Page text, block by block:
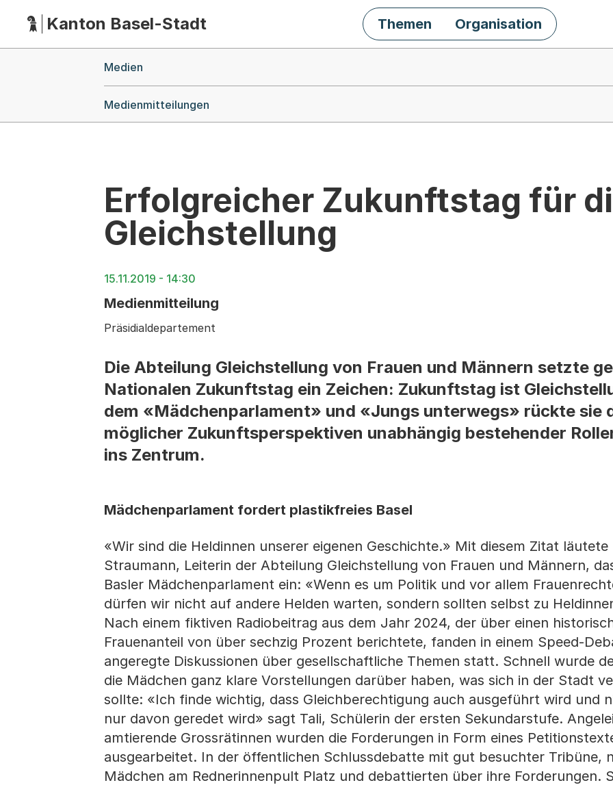
HauptnavigationKanton Basel-Stadt Themen Organisation
Medien
Medienmitteilungen
Erfolgreicher Zukunftstag für
Gleichstellung
15.11.2019 - 14:30
Medienmitteilung
Präsidialdepartement
Die Abteilung Gleichstellung von Frauen und Männern setzte
Nationalen Zukunftstag ein Zeichen: Zukunftstag ist
dem «Mädchenparlament» und «Jungs unterwegs» rückte sie
möglicher Zukunftsperspektiven unabhängig bestehender
ins Zentrum.
Mädchenparlament fordert plastikfreies Basel
«Wir sind die Heldinnen unserer eigenen Geschichte.» Mit diesem Zitat läutete
Straumann, Leiterin der Abteilung Gleichstellung von Frauen und Männern,
Basler Mädchenparlament ein: «Wenn es um Politik und vor allem
dürfen wir nicht auf andere Helden warten, sondern sollten selbst zu
Nach einem fiktiven Radiobeitrag aus dem Jahr 2024, der über einen
Frauenanteil von über sechzig Prozent berichtete, fanden in einem Speed-
angeregte Diskussionen über gesellschaftliche Themen statt. Schnell wurde
die Mädchen ganz klare Vorstellungen darüber haben, was sich in der Stadt
sollte: «Ich finde wichtig, dass Gleichberechtigung auch ausgeführt wird und
nur davon geredet wird» sagt Tali, Schülerin der ersten Sekundarstufe.
amtierende Grossrätinnen wurden die Forderungen in Form eines
ausgearbeitet. In der öffentlichen Schlussdebatte mit gut besuchter Tribüne,
Mädchen am Rednerinnenpult Platz und debattierten über ihre Forderungen.